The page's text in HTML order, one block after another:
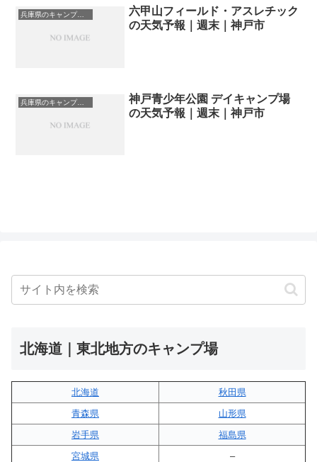
兵庫県のキャンプ場一覧
六甲山フィールド・アスレチック
の天気予報｜週末｜神戸市
兵庫県のキャンプ場一覧
神戸青少年公園 デイキャンプ場
の天気予報｜週末｜神戸市
北海道｜東北地方のキャンプ場
北海道
秋田県
青森県
山形県
岩手県
福島県
宮城県
–